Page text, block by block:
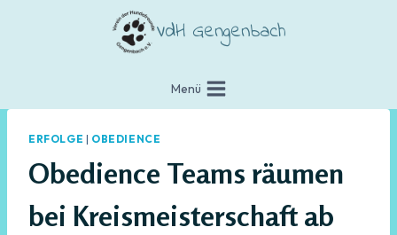
VdH Gengenbach
Menü
ERFOLGE | OBEDIENCE
Obedience Teams räumen
bei Kreismeisterschaft ab